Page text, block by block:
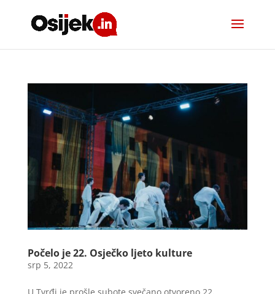
Počelo je 22. Osječko ljeto kulture
srp 5, 2022